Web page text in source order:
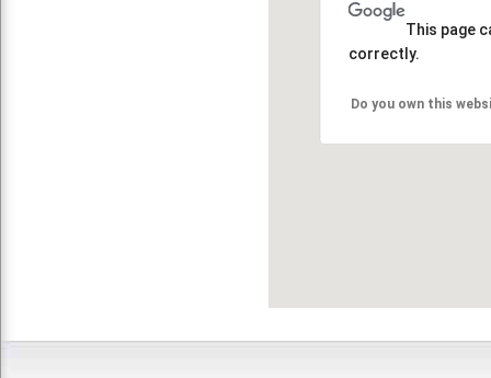
This page
correctly.
Do you own this